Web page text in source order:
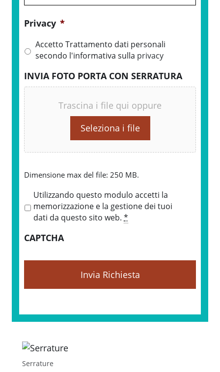
Privacy *
Accetto Trattamento dati personali
secondo l'informativa sulla privacy
INVIA FOTO PORTA CON SERRATURA
Trascina i file qui oppure
Seleziona i file
Dimensione max del file: 250 MB.
r
a
y
Utilizzando questo modulo accetti la
memorizzazione e la gestione dei tuoi
dati da questo sito web. *
CAPTCHA
Serrature